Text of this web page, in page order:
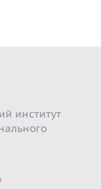
институт